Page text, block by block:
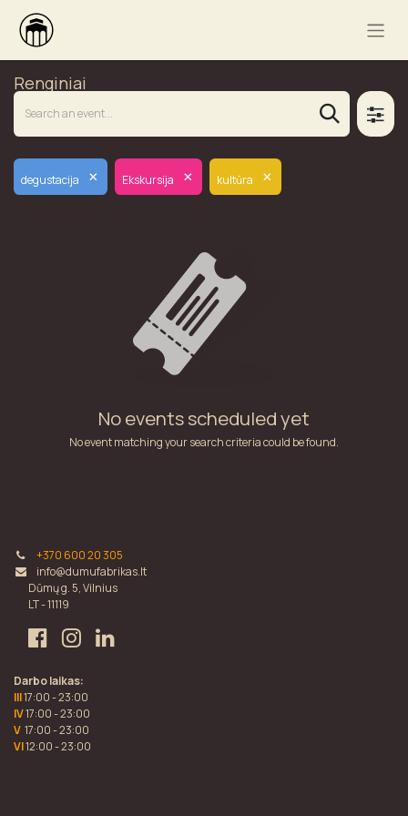
Renginiai
degustacija × Ekskursija × kultūra ×
No events scheduled yet
No event matching your search criteria could be found.
+370 600 20 305
info@dumufabrikas.lt
Dūmų g. 5, Vilnius
LT - 11119
Darbo laikas:
III17:00 - 23:00
IV17:00 - 23:00
V 17:00 - 23:00
VI12:00 - 23:00